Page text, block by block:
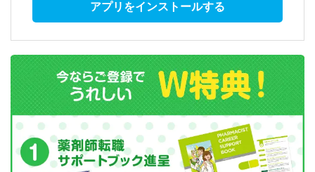
アプリをインストールする